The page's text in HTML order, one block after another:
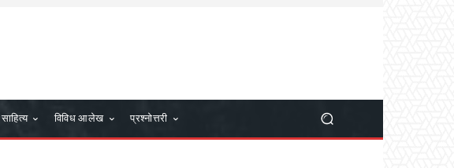
साहित्य विविध आलेख प्रश्नोत्तरी